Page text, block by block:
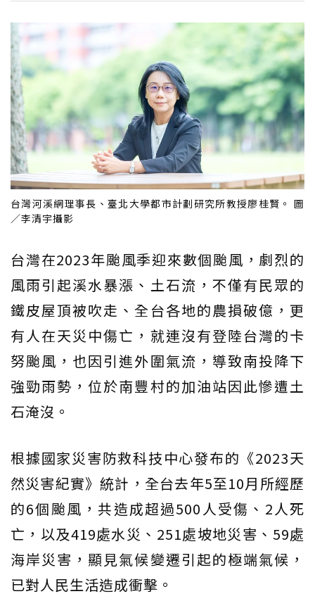
台灣河溪網理事長、臺北大學都市計劃研究所教授廖桂賢。 圖
／李清宇攝影
台灣在2023年颱風季迎來數個颱風，劇烈的
風雨引起溪水暴漲、土石流，不僅有民眾的
鐵皮屋頂被吹走、全台各地的農損破億，更
有人在天災中傷亡，就連沒有登陸台灣的卡
努颱風，也因引進外圍氣流，導致南投降下
強勁雨勢，位於南豐村的加油站因此慘遭土
石淹沒。
根據國家災害防救科技中心發布的《2023天
然災害紀實》統計，全台去年5至10月所經歷
的6個颱風，共造成超過500人受傷、2人死
亡，以及419處水災、251處坡地災害、59處
海岸災害，顯見氣候變遷引起的極端氣候，
已對人民生活造成衝擊。